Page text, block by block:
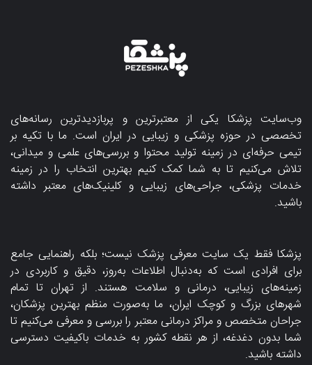
وب‌سایت پزشکا یکی از معتبرترین و پربازدیدترین رسانه‌های
تخصصی در حوزه پزشکی و زیبایی در ایران است. ما با تکیه بر
تیمی حرفه‌ای در زمینه تولید محتوا و بررسی‌های علمی و میدانی،
تلاش می‌کنیم تا به شما کمک کنیم بهترین انتخاب را در زمینه
خدمات پزشکی، جراحی‌های زیبایی و کلینیک‌های معتبر داشته
باشید.
پزشکا فقط یک سایت معرفی پزشک نیست؛ بلکه راهنمایی جامع
برای افرادی است که به‌دنبال اطلاعات به‌روز، دقیق و کاربردی در
زمینه‌های زیبایی، درمانی و سلامت هستند. از تهران تا تمام
شهرهای بزرگ و کوچک ایران، ما به‌صورت منظم بهترین پزشکان،
جراحان متخصص و مراکز درمانی معتبر را بررسی و معرفی می‌کنیم تا
شما بدون دغدغه، از هر نقطه کشور به خدمات باکیفیت دسترسی
داشته باشید.